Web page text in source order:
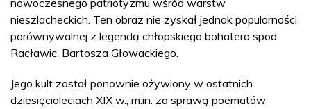
nowoczesnego patriotyzmu wśród warstw
nieszlacheckich. Ten obraz nie zyskał jednak popularności
porównywalnej z legendą chłopskiego bohatera spod
Racławic, Bartosza Głowackiego.
Jego kult został ponownie ożywiony w ostatnich
dziesięcioleciach XIX w., m.in. za sprawą poematów